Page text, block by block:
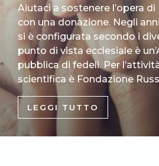
Aiutaci a sostenere l’opera
con una donazione. Negli
si è configurata secondo i
punto di vista ecclesiale è
pubblica di fedeli. Per
scientifica è Fondazione
LEGGI TUTTO